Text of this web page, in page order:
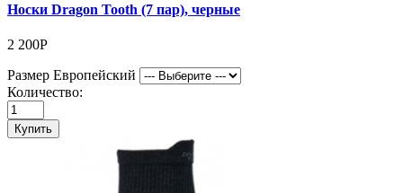
Носки Dragon Tooth (7 пар), черные
2 200Р
Размер Европейский
Количество:
Купить